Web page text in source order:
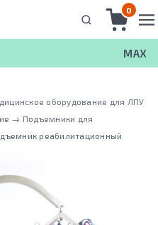
0
MAX
оборудование для ЛПУ
→ Подъемники для
реабилитационный